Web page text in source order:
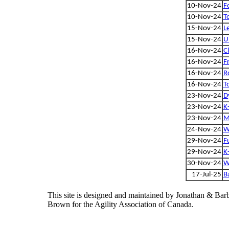
10-Nov-24
10-Nov-24
15-Nov-24
15-Nov-24
16-Nov-24
16-Nov-24
16-Nov-24
16-Nov-24
23-Nov-24
23-Nov-24
23-Nov-24
24-Nov-24
29-Nov-24
29-Nov-24
30-Nov-24
17-Jul-25
This site is designed and maintained by Jonathan &
Brown for the Agility Association of Canada.